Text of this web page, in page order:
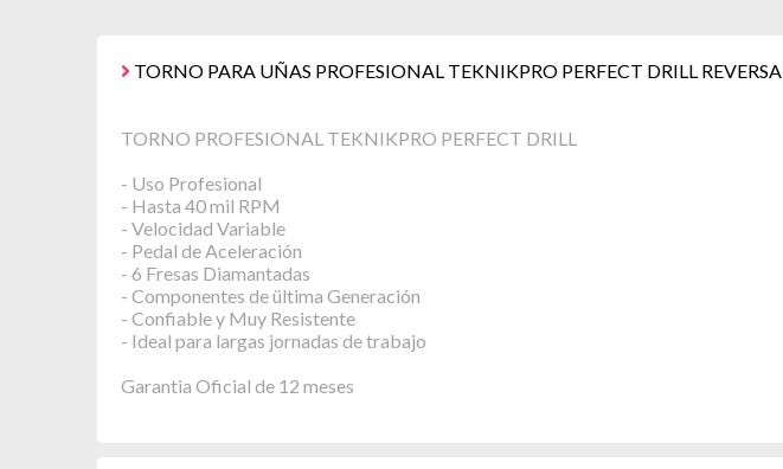
TORNO PARA UÑAS PROFESIONAL TEKNIKPRO PERFECT DRILL REVERSA
TORNO PROFESIONAL TEKNIKPRO PERFECT DRILL
- Uso Profesional
- Hasta 40 mil RPM
- Velocidad Variable
- Pedal de Aceleración
- 6 Fresas Diamantadas
- Componentes de ültima Generación
- Confiable y Muy Resistente
- Ideal para largas jornadas de trabajo
Garantia Oficial de 12 meses